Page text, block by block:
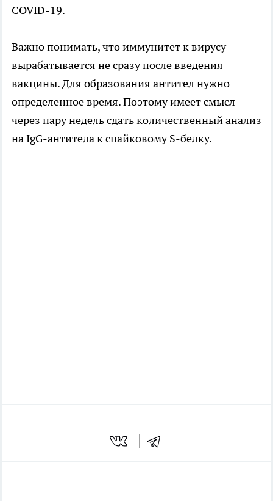
COVID-19.
Важно понимать, что иммунитет к вирусу
вырабатывается не сразу после введения
вакцины. Для образования антител нужно
определенное время. Поэтому имеет смысл
через пару недель сдать количественный анализ
на IgG-антитела к спайковому S-белку.